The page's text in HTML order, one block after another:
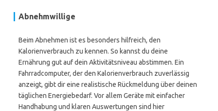
Abnehmwillige
Beim Abnehmen ist es besonders hilfreich, den
Kalorienverbrauch zu kennen. So kannst du deine
Ernährung gut auf dein Aktivitätsniveau abstimmen. Ein
Fahrradcomputer, der den Kalorienverbrauch zuverlässig
anzeigt, gibt dir eine realistische Rückmeldung über deinen
täglichen Energiebedarf. Vor allem Geräte mit einfacher
Handhabung und klaren Auswertungen sind hier